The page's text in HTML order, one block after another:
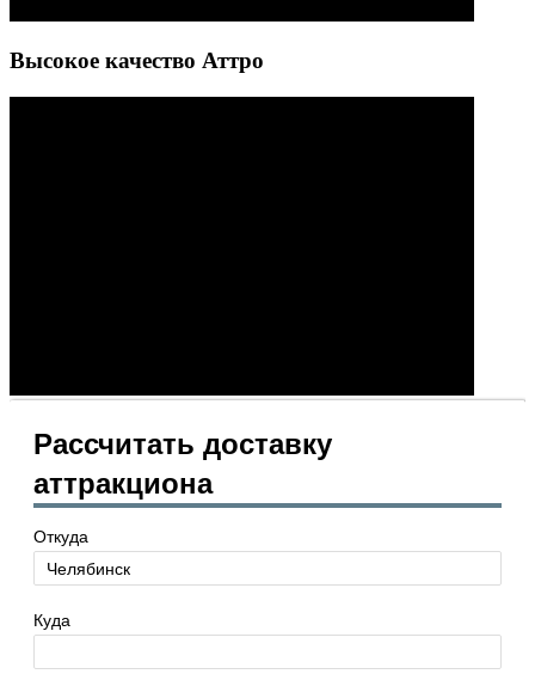
Высокое качество Аттро
Рассчитать доставку
аттракциона
Откуда
Куда